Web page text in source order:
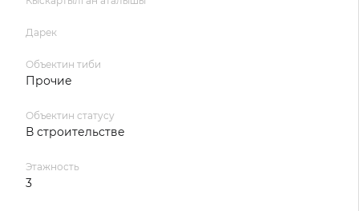
Дарек
Объектин тиби
Прочие
Объектин статусу
В строительстве
Этажность
3